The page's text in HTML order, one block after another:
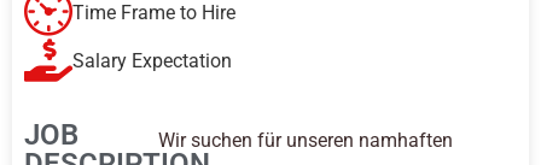
Time Frame to Hire
Salary Expectation
JOB
Wir suchen für unseren namhaften